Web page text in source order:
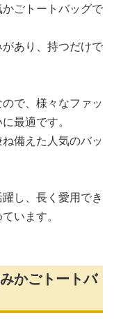
ごトートバッグで
あり、持つだけで
で、様々なファッ
最適です。
備えた人気のバッ
し、長く愛用でき
います。
かごトートバ